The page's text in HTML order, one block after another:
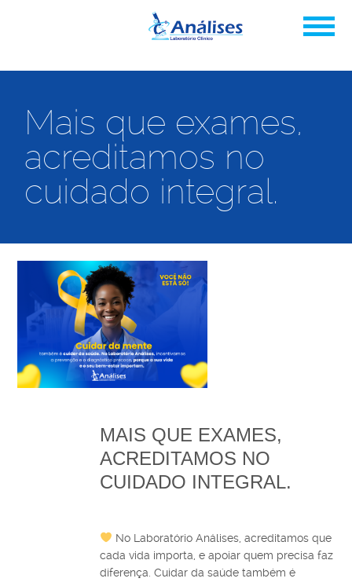
Mais que exames,
acreditamos no
cuidado integral.
MAIS QUE EXAMES,
ACREDITAMOS NO
CUIDADO INTEGRAL.
No Laboratório Análises, acreditamos que
cada vida importa, e apoiar quem precisa faz
diferença. Cuidar da saúde também é